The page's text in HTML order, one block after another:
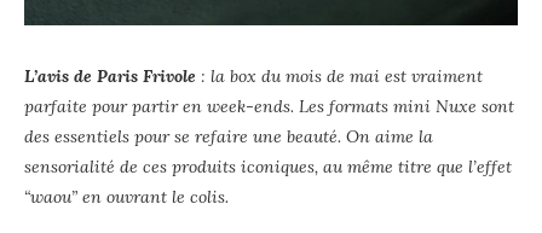
L’avis de Paris Frivole : la box du mois de mai est vraiment
parfaite pour partir en week-ends. Les formats mini Nuxe sont
des essentiels pour se refaire une beauté. On aime la
sensorialité de ces produits iconiques, au même titre que l’effet
“waou” en ouvrant le colis.